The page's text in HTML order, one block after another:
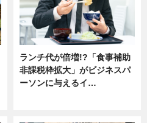
ランチ代が倍増!?「食事補助
非課税枠拡大」がビジネスパ
ーソンに与えるイ…